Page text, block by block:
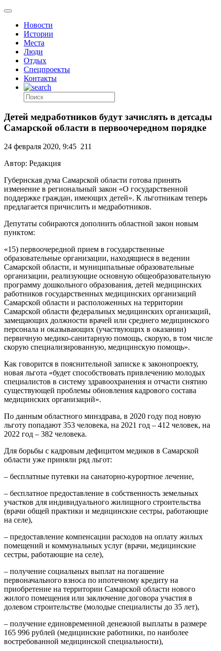
Новости
Истории
Места
Люди
Отдых
Спецпроекты
Контакты
Детей медработников будут зачислять в детсады
Самарской области в первоочередном порядке
24 февраля 2020, 9:45 211
Автор: Редакция
Губернская дума Самарской области готова принять
изменение в региональный закон «О государственной
поддержке граждан, имеющих детей». К льготникам теперь
предлагается причислить и медработников.
Депутаты собираются дополнить областной закон новым
пунктом:
«15) первоочередной прием в государственные
образовательные организации, находящиеся в ведении
Самарской области, и муниципальные образовательные
организации, реализующие основную общеобразовательную
программу дошкольного образования, детей медицинских
работников государственных медицинских организаций
Самарской области и расположенных на территории
Самарской области федеральных медицинских организаций,
замещающих должности врачей или среднего медицинского
персонала и оказывающих (участвующих в оказании)
первичную медико-санитарную помощь, скорую, в том числе
скорую специализированную, медицинскую помощь».
Как говорится в пояснительной записке к законопроекту,
новая льгота «будет способствовать привлечению молодых
специалистов в систему здравоохранения и отчасти снятию
существующей проблемы обновления кадрового состава
медицинских организаций».
По данным областного минздрава, в 2020 году под новую
льготу попадают 353 человека, на 2021 год – 412 человек, на
2022 год – 382 человека.
Для борьбы с кадровым дефицитом медиков в Самарской
области уже приняли ряд льгот:
– бесплатные путевки на санаторно-курортное лечение,
– бесплатное предоставление в собственность земельных
участков для индивидуального жилищного строительства
(врачи общей практики и медицинские сестры, работающие
на селе),
– предоставление компенсации расходов на оплату жилых
помещений и коммунальных услуг (врачи, медицинские
сестры, работающие на селе),
– получение социальных выплат на погашение
первоначального взноса по ипотечному кредиту на
приобретение на территории Самарской области нового
жилого помещения или заключение договора участия в
долевом строительстве (молодые специалисты до 35 лет),
– получение единовременной денежной выплаты в размере
165 996 рублей (медицинские работники, по наиболее
востребованной медицинской специальности),